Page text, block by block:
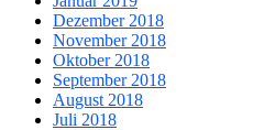
Dezember 2018
November 2018
Oktober 2018
September 2018
August 2018
Juli 2018